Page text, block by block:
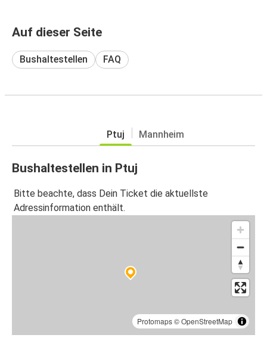
Auf dieser Seite
Bushaltestellen FAQ
Ptuj Mannheim
Bushaltestellen in Ptuj
Bitte beachte, dass Dein Ticket die aktuellste
Adressinformation enthält.
Protomaps©OpenStreetMap